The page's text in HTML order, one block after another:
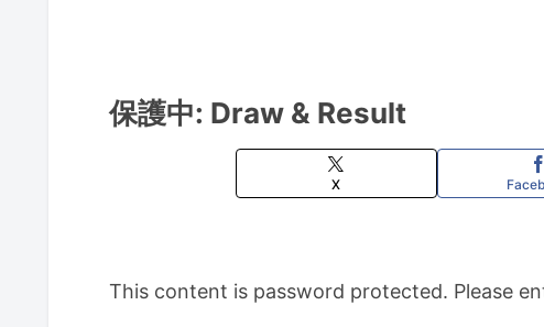
保護中: Draw & Result
X
This content is password protected. Please